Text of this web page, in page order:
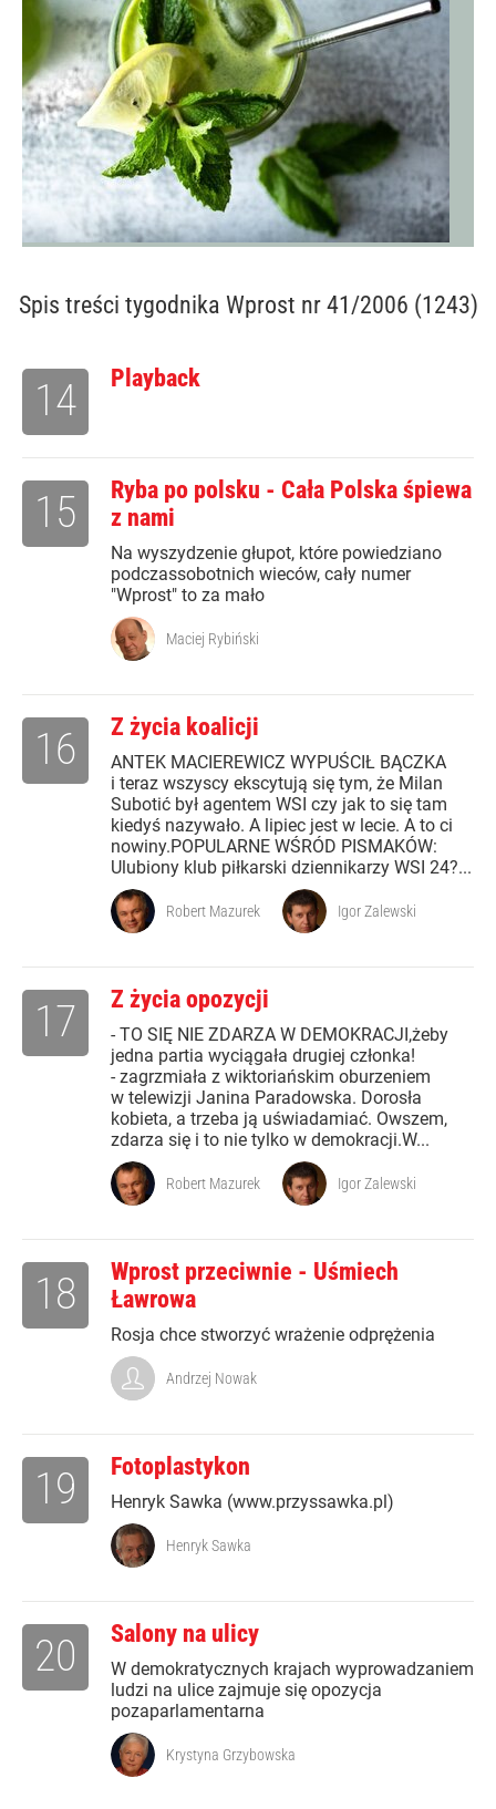
Spis treści tygodnika Wprost nr 41/2006 (1243)
Playback
14
Ryba po polsku - Cała Polska śpiewa
z nami
Na wyszydzenie głupot, które powiedziano
podczassobotnich wieców, cały numer
"Wprost" to za mało
15
Maciej Rybiński
Z życia koalicji
ANTEK MACIEREWICZ WYPUŚCIŁ BĄCZKA
i teraz wszyscy ekscytują się tym, że Milan
Subotić był agentem WSI czy jak to się tam
kiedyś nazywało. A lipiec jest w lecie. A to ci
nowiny.POPULARNE WŚRÓD PISMAKÓW:
Ulubiony klub piłkarski dziennikarzy WSI 24?...
16
Robert Mazurek Igor Zalewski
Z życia opozycji
- TO SIĘ NIE ZDARZA W DEMOKRACJI,żeby
jedna partia wyciągała drugiej członka!
- zagrzmiała z wiktoriańskim oburzeniem
w telewizji Janina Paradowska. Dorosła
kobieta, a trzeba ją uświadamiać. Owszem,
zdarza się i to nie tylko w demokracji.W...
17
Robert Mazurek Igor Zalewski
Wprost przeciwnie - Uśmiech
Ławrowa
Rosja chce stworzyć wrażenie odprężenia
18
Andrzej Nowak
Fotoplastykon
Henryk Sawka (www.przyssawka.pl)
19
Henryk Sawka
Salony na ulicy
W demokratycznych krajach wyprowadzaniem
ludzi na ulice zajmuje się opozycja
pozaparlamentarna
20
Krystyna Grzybowska